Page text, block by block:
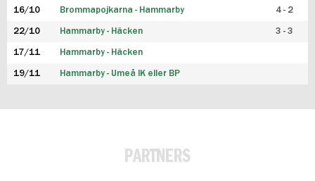
16/10 Brommapojkarna - Hammarby 4 - 2
22/10 Hammarby - Häcken 3 - 3
17/11 Hammarby - Häcken
19/11 Hammarby - Umeå IK eller BP
PARTNERS